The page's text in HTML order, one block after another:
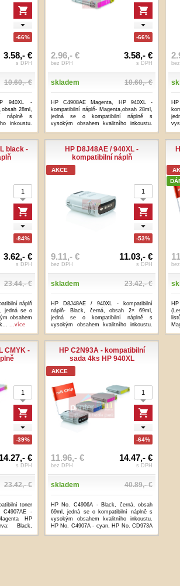
-66%
3.58,- €
s DPH
10.60,- €
940XL -
28ml,
náplně s
inkoustu.
-66%
2.96,- €
bez DPH
3.58,- €
s DPH
skladem 10.60,- €
HP C4908AE Magenta, HP 940XL -
kompatibilní náplň- Magenta,obsah 28ml,
jedná se o kompatibilní náplně s
vysokým obsahem kvalitního inkoustu.
black -
-84%
3.62,- €
s DPH
23.44,- €
náplň
jedná se o
obsahem
...více
HP D8J48AE / 940XL -
kompatibilní náplň
AKCE
-53%
9.11,- €
bez DPH
11.03,- €
s DPH
skladem 23.42,- €
HP D8J48AE / 940XL - kompatibilní
náplň- Black, černá, obsah 2× 69ml,
jedná se o kompatibilní náplně s
vysokým obsahem kvalitního inkoustu.
CMYK -
-39%
14.27,- €
s DPH
23.42,- €
toner
-
HP
Black,
HP C2N93A - kompatibilní
sada 4ks HP 940XL
AKCE
-64%
11.96,- €
bez DPH
14.47,- €
s DPH
skladem 40.89,- €
HP No. C4906A - Black, černá, obsah
69ml, jedná se o kompatibilní náplně s
vysokým obsahem kvalitního inkoustu.
HP No. C4907A - cyan, HP No. CD973A